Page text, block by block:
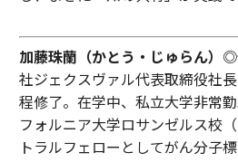
加藤珠蘭（かとう・じゅらん）◎
社ジェクスヴァル代表取締役社
程修了。在学中、私立大学非常
フォルニア大学ロサンゼルス校
トラルフェローとしてがん分子